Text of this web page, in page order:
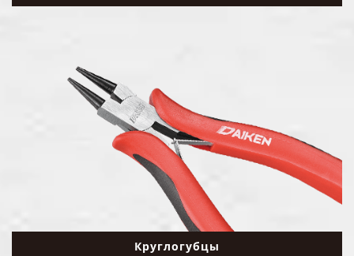
Круглогубцы